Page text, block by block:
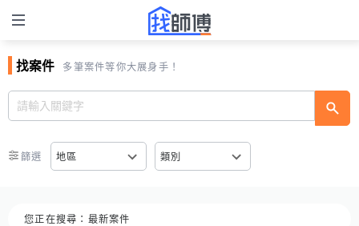
找案件 多筆案件等你大展身手！
篩選 地區 類別
您正在搜尋： 最新案件